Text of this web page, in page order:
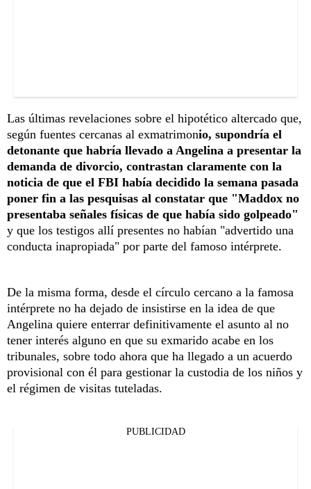
Las últimas revelaciones sobre el hipotético altercado que,
según fuentes cercanas al exmatrimonio, supondría el
detonante que habría llevado a Angelina a presentar la
demanda de divorcio, contrastan claramente con la
noticia de que el FBI había decidido la semana pasada
poner fin a las pesquisas al constatar que "Maddox no
presentaba señales físicas de que había sido golpeado"
y que los testigos allí presentes no habían "advertido una
conducta inapropiada" por parte del famoso intérprete.
De la misma forma, desde el círculo cercano a la famosa
intérprete no ha dejado de insistirse en la idea de que
Angelina quiere enterrar definitivamente el asunto al no
tener interés alguno en que su exmarido acabe en los
tribunales, sobre todo ahora que ha llegado a un acuerdo
provisional con él para gestionar la custodia de los niños y
el régimen de visitas tuteladas.
PUBLICIDAD